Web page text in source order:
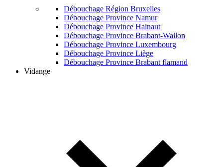
Débouchage Région Bruxelles
Débouchage Province Namur
Débouchage Province Hainaut
Débouchage Province Brabant-Wallon
Débouchage Province Luxembourg
Débouchage Province Liège
Débouchage Province Brabant flamand
Vidange